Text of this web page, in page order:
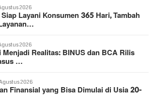
2026
Layani Konsumen 365 Hari, Tambah
2026
Menjadi Realitas: BINUS dan BCA Rilis
…
2026
Finansial yang Bisa Dimulai di Usia 20-